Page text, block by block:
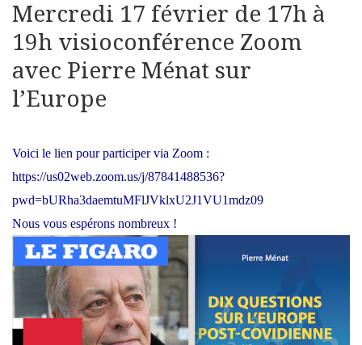
Mercredi 17 février de 17h à
19h visioconférence Zoom
avec Pierre Ménat sur
l’Europe
Voici le lien pour participer via Zoom :
https://us02web.zoom.us/j/87841488536?
pwd=bURha3daemtuMFlJVklxU2J1VU1mdz09
Nous vous espérons nombreux !